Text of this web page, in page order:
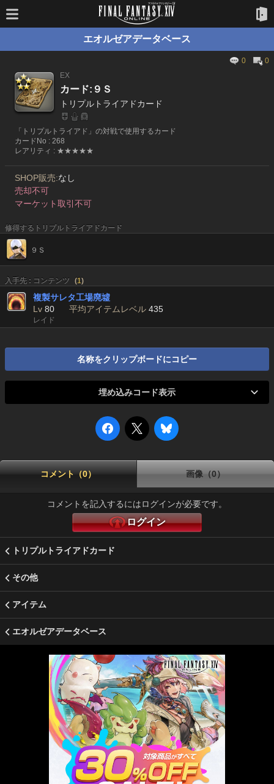
エオルゼアデータベース
0
0
EX
カード:９Ｓ
トリプルトライアドカード
「トリプルトライアド」の対戦で使用するカード
カードNo : 268
レアリティ : ★★★★★
SHOP販売:なし
売却不可
マーケット取引不可
修得するトリプルトライアドカード
９Ｓ
入手先 : コンテンツ (1)
複製サレタ工場廃墟
Lv 80 平均アイテムレベル 435
レイド
名称をクリップボードにコピー
埋め込みコード表示
コメント（0） 画像（0）
コメントを記入するにはログインが必要です。
ログイン
トリプルトライアドカード
その他
アイテム
エオルゼアデータベース